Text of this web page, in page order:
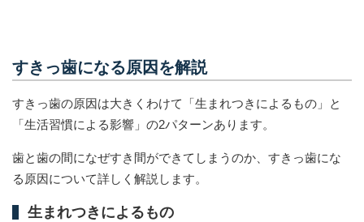
すきっ歯になる原因を解説
すきっ歯の原因は大きくわけて「生まれつきによるもの」と
「生活習慣による影響」の2パターンあります。
歯と歯の間になぜすき間ができてしまうのか、すきっ歯にな
る原因について詳しく解説します。
生まれつきによるもの